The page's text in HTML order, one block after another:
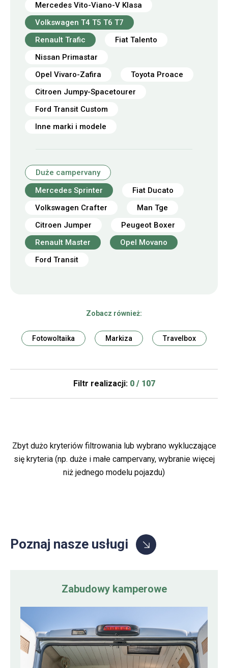
Mercedes Vito-Viano-V Klasa
Volkswagen T4 T5 T6 T7
Renault Trafic
Fiat Talento
Nissan Primastar
Opel Vivaro-Zafira
Toyota Proace
Citroen Jumpy-Spacetourer
Ford Transit Custom
Inne marki i modele
Duże campervany
Mercedes Sprinter
Fiat Ducato
Volkswagen Crafter
Man Tge
Citroen Jumper
Peugeot Boxer
Renault Master
Opel Movano
Ford Transit
Zobacz również:
Fotowoltaika Markiza Travelbox
Filtr realizacji: 0 / 107
Zbyt dużo kryteriów filtrowania lub wybrano wykluczające
się kryteria (np. duże i małe campervany, wybranie więcej
niż jednego modelu pojazdu)
Poznaj nasze usługi
Zabudowy kamperowe